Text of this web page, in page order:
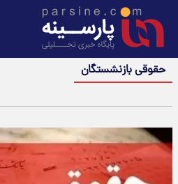
حقوقی بازنشستگان